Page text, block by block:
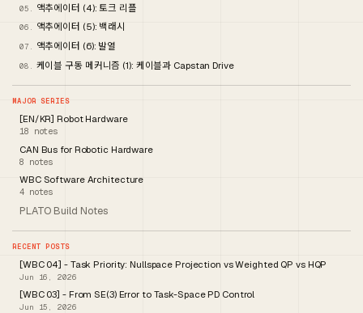
05. 액추에이터 (4): 토크 리플
06. 액추에이터 (5): 백래시
07. 액추에이터 (6): 발열
08. 케이블 구동 메커니즘 (1): 케이블과 Capstan Drive
MAJOR SERIES
[EN/KR] Robot Hardware
18 notes
CAN Bus for Robotic Hardware
8 notes
WBC Software Architecture
4 notes
PLATO Build Notes
RECENT POSTS
[WBC 04] - Task Priority: Nullspace Projection vs Weighted QP vs HQP
Jun 16, 2026
[WBC 03] - From SE(3) Error to Task-Space PD Control
Jun 15, 2026